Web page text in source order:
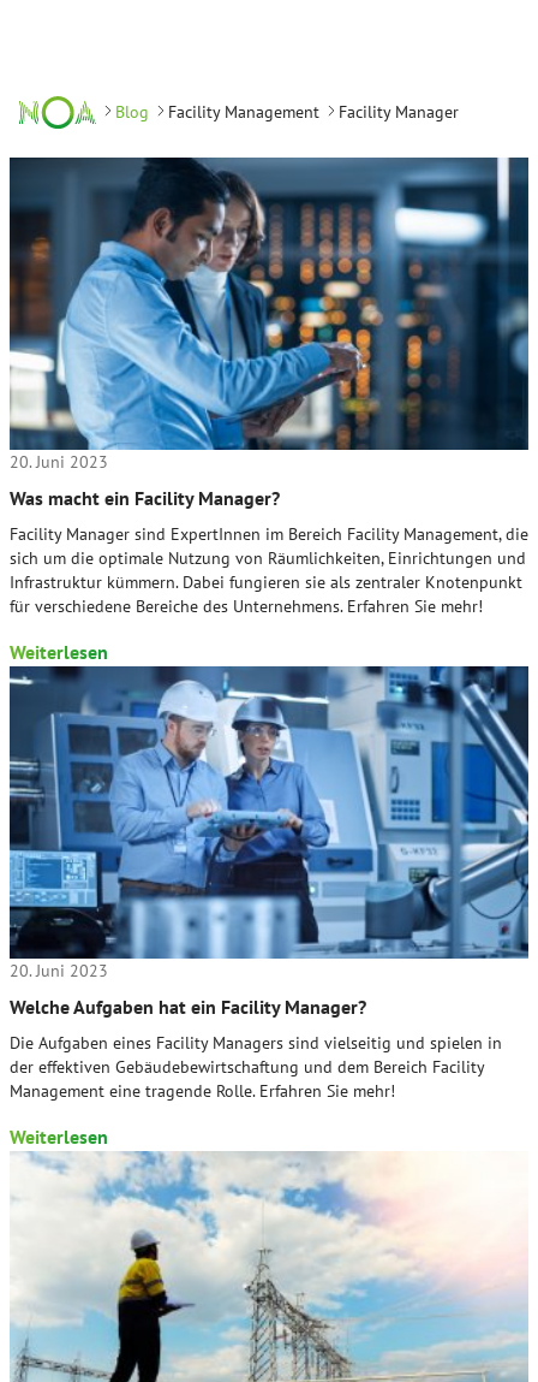
Blog Facility Management Facility Manager
20. Juni 2023
Was macht ein Facility Manager?
Facility Manager sind ExpertInnen im Bereich Facility Management, die
sich um die optimale Nutzung von Räumlichkeiten, Einrichtungen und
Infrastruktur kümmern. Dabei fungieren sie als zentraler Knotenpunkt
für verschiedene Bereiche des Unternehmens. Erfahren Sie mehr!
Weiterlesen
20. Juni 2023
Welche Aufgaben hat ein Facility Manager?
Die Aufgaben eines Facility Managers sind vielseitig und spielen in
der effektiven Gebäudebewirtschaftung und dem Bereich Facility
Management eine tragende Rolle. Erfahren Sie mehr!
Weiterlesen